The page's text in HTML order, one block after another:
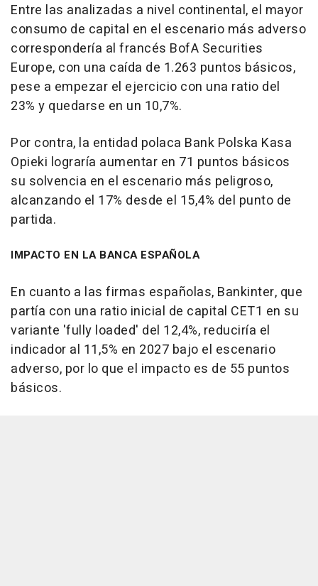
Entre las analizadas a nivel continental, el mayor
consumo de capital en el escenario más adverso
correspondería al francés BofA Securities
Europe, con una caída de 1.263 puntos básicos,
pese a empezar el ejercicio con una ratio del
23% y quedarse en un 10,7%.
Por contra, la entidad polaca Bank Polska Kasa
Opieki lograría aumentar en 71 puntos básicos
su solvencia en el escenario más peligroso,
alcanzando el 17% desde el 15,4% del punto de
partida.
IMPACTO EN LA BANCA ESPAÑOLA
En cuanto a las firmas españolas, Bankinter, que
partía con una ratio inicial de capital CET1 en su
variante 'fully loaded' del 12,4%, reduciría el
indicador al 11,5% en 2027 bajo el escenario
adverso, por lo que el impacto es de 55 puntos
básicos.